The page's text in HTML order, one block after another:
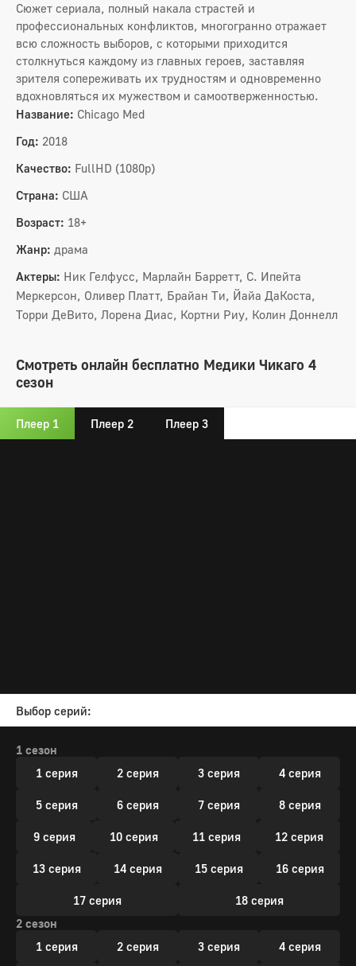
Сюжет сериала, полный накала страстей и
профессиональных конфликтов, многогранно отражает
всю сложность выборов, с которыми приходится
столкнуться каждому из главных героев, заставляя
зрителя сопереживать их трудностям и одновременно
вдохновляться их мужеством и самоотверженностью.
Название: Chicago Med
Год: 2018
Качество: FullHD (1080p)
Страна: США
Возраст: 18+
Жанр: драма
Актеры: Ник Гелфусс, Марлайн Барретт, С. Ипейта
Меркерсон, Оливер Платт, Брайан Ти, Йайа ДаКоста,
Торри ДеВито, Лорена Диас, Кортни Риу, Колин Доннелл
Смотреть онлайн бесплатно Медики Чикаго 4
сезон
Плеер 1 Плеер 2 Плеер 3
Выбор серий:
1 сезон
1 серия
2 серия 3 серия 4 серия
5 серия 6 серия 7 серия 8 серия
9 серия 10 серия 11 серия 12 серия
13 серия 14 серия 15 серия 16 серия
17 серия
18 серия
2 сезон
1 серия
2 серия 3 серия 4 серия